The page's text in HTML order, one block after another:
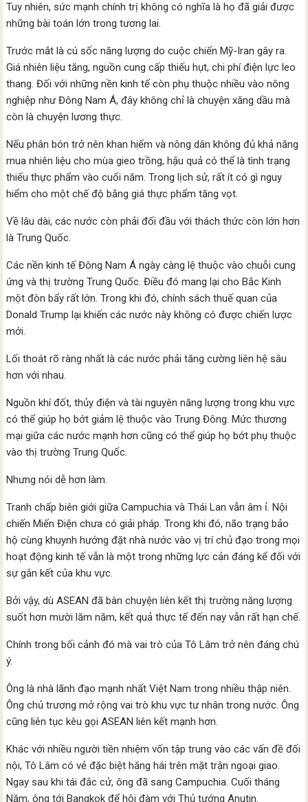
Tuy nhiên, sức mạnh chính trị không có nghĩa là họ đã giải được
những bài toán lớn trong tương lai.
Trước mắt là cú sốc năng lượng do cuộc chiến Mỹ-Iran gây ra.
Giá nhiên liệu tăng, nguồn cung cấp thiếu hụt, chi phí điện lực leo
thang. Đối với những nền kinh tế còn phụ thuộc nhiều vào nông
nghiệp như Đông Nam Á, đây không chỉ là chuyện xăng dầu mà
còn là chuyện lương thực.
Nếu phân bón trở nên khan hiếm và nông dân không đủ khả năng
mua nhiên liệu cho mùa gieo trồng, hậu quả có thể là tình trạng
thiếu thực phẩm vào cuối năm. Trong lịch sử, rất ít có gì nguy
hiểm cho một chế độ bằng giá thực phẩm tăng vọt.
Về lâu dài, các nước còn phải đối đầu với thách thức còn lớn hơn
là Trung Quốc.
Các nền kinh tế Đông Nam Á ngày càng lệ thuộc vào chuỗi cung
ứng và thị trường Trung Quốc. Điều đó mang lại cho Bắc Kinh
một đòn bẩy rất lớn. Trong khi đó, chính sách thuế quan của
Donald Trump lại khiến các nước này không có được chiến lược
mới.
Lối thoát rõ ràng nhất là các nước phải tăng cường liên hệ sâu
hơn với nhau.
Nguồn khí đốt, thủy điện và tài nguyên năng lượng trong khu vực
có thể giúp họ bớt giảm lệ thuộc vào Trung Đông. Mức thương
mại giữa các nước mạnh hơn cũng có thể giúp họ bớt phụ thuộc
vào thị trường Trung Quốc.
Nhưng nói dễ hơn làm.
Tranh chấp biên giới giữa Campuchia và Thái Lan vẫn âm ỉ. Nội
chiến Miến Điện chưa có giải pháp. Trong khi đó, não trạng bảo
hộ cùng khuynh hướng đặt nhà nước vào vị trí chủ đạo trong mọi
hoạt động kinh tế vẫn là một trong những lực cản đáng kể đối với
sự gắn kết của khu vực.
Bởi vậy, dù ASEAN đã bàn chuyện liên kết thị trường năng lượng
suốt hơn mười lăm năm, kết quả thực tế đến nay vẫn rất hạn chế.
Chính trong bối cảnh đó mà vai trò của Tô Lâm trở nên đáng chú
ý.
Ông là nhà lãnh đạo mạnh nhất Việt Nam trong nhiều thập niên.
Ông chủ trương mở rộng vai trò khu vực tư nhân trong nước. Ông
cũng liên tục kêu gọi ASEAN liên kết mạnh hơn.
Khác với nhiều người tiền nhiệm vốn tập trung vào các vấn đề đối
nội, Tô Lâm có vẻ đặc biệt hăng hái trên mặt trận ngoại giao.
Ngay sau khi tái đắc cử, ông đã sang Campuchia. Cuối tháng
Năm, ông tới Bangkok để hội đàm với Thủ tướng Anutin.